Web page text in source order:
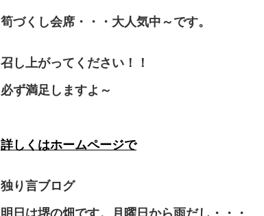
筍づくし会席・・・大人気中～です。
召し上がってください！！
必ず満足しますよ～
詳しくはホームページで
独り言ブログ
明日は堺の畑です。月曜日から雨だし・・・